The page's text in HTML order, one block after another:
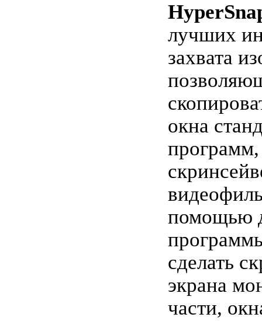
лучших
захвата
окна
помощью
сделать
экрана
части,